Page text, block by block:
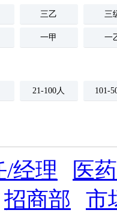
三乙 三
一甲 一
21-100人 101-
企业
全薪病假 股票
/经理
医
招商部
市